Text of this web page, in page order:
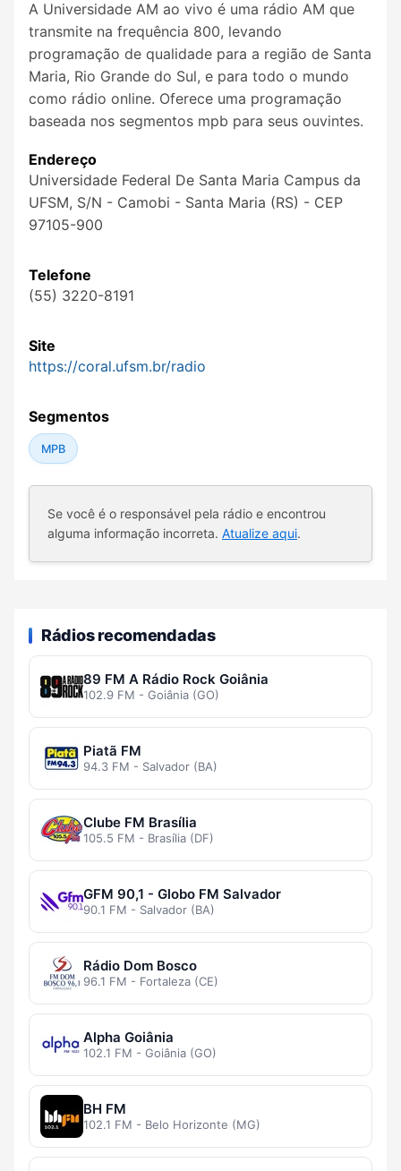
A Universidade AM ao vivo é uma rádio AM que
transmite na frequência 800, levando
programação de qualidade para a região de Santa
Maria, Rio Grande do Sul, e para todo o mundo
como rádio online. Oferece uma programação
baseada nos segmentos mpb para seus ouvintes.
Endereço
Universidade Federal De Santa Maria Campus da
UFSM, S/N - Camobi - Santa Maria (RS) - CEP
97105-900
Telefone
(55) 3220-8191
Site
https://coral.ufsm.br/radio
Segmentos
MPB
Se você é o responsável pela rádio e encontrou
alguma informação incorreta. Atualize aqui.
Rádios recomendadas
89 FM A Rádio Rock Goiânia
102.9 FM - Goiânia (GO)
Piatã FM
94.3 FM - Salvador (BA)
Clube FM Brasília
105.5 FM - Brasília (DF)
GFM 90,1 - Globo FM Salvador
90.1 FM - Salvador (BA)
Rádio Dom Bosco
96.1 FM - Fortaleza (CE)
Alpha Goiânia
102.1 FM - Goiânia (GO)
BH FM
102.1 FM - Belo Horizonte (MG)